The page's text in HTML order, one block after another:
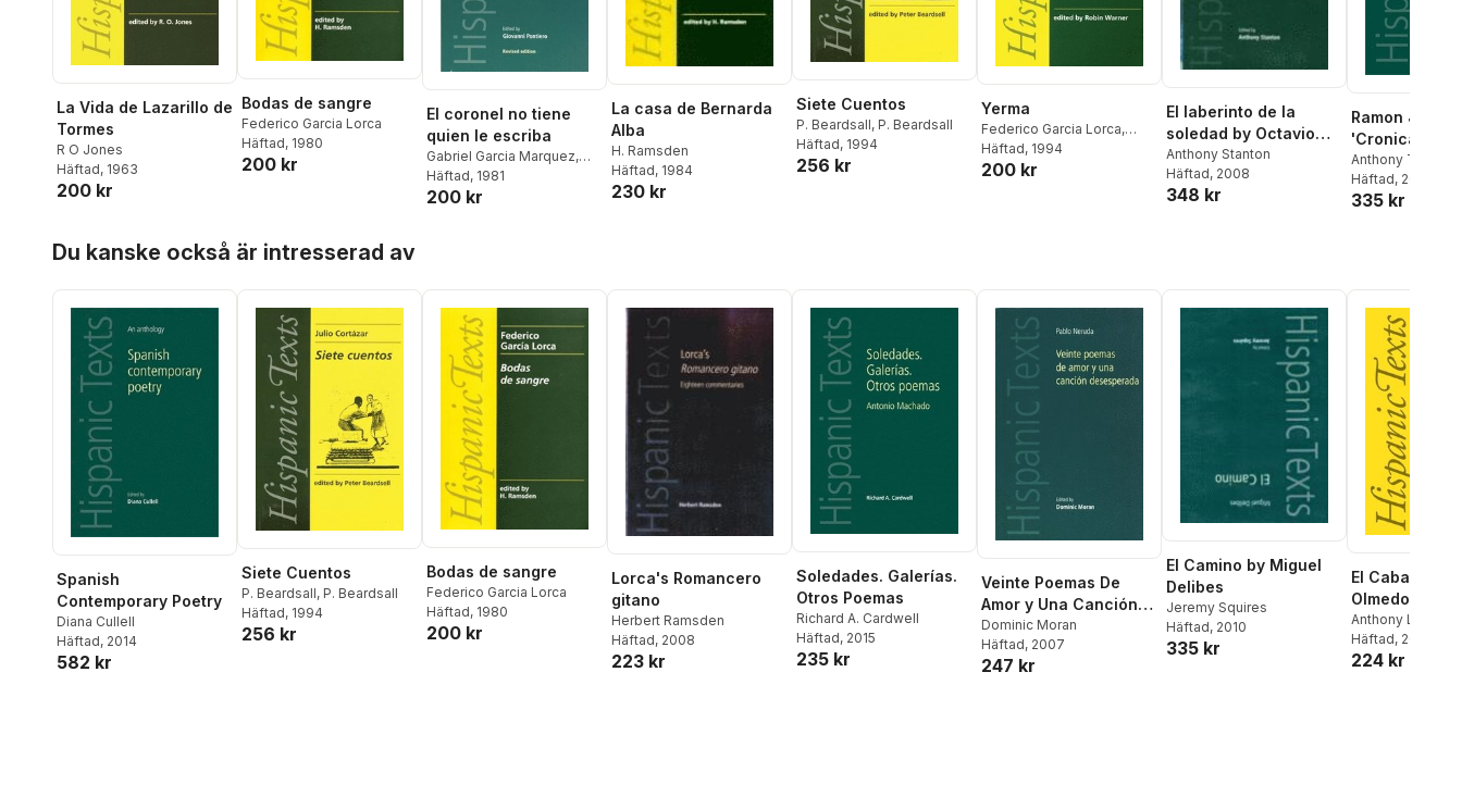
La Vida de Lazarillo de
Tormes
R O Jones
Häftad, 1963
200 kr
Bodas de sangre
Federico Garcia Lorca
Häftad, 1980
200 kr
El coronel no tiene
quien le escriba
Gabriel Garcia Marquez,
Giovanni Pontiero
Häftad, 1981
200 kr
La casa de Bernarda
Alba
H. Ramsden
Häftad, 1984
230 kr
Siete Cuentos
P. Beardsall, P. Beardsall
Häftad, 1994
256 kr
Yerma
Federico Garcia Lorca,
Rebecca Warner
Häftad, 1994
200 kr
El laberinto de la
soledad by Octavio
Paz
Anthony Stanton
Häftad, 2008
348 kr
Ramon J.
'Cronica del
Anthony Trippett
Häftad, 2013
335 kr
Du kanske också är intresserad av
Spanish
Contemporary Poetry
Diana Cullell
Häftad, 2014
582 kr
Siete Cuentos
P. Beardsall, P. Beardsall
Häftad, 1994
256 kr
Bodas de sangre
Federico Garcia Lorca
Häftad, 1980
200 kr
Lorca's Romancero
gitano
Herbert Ramsden
Häftad, 2008
223 kr
Soledades. Galerías.
Otros Poemas
Richard A. Cardwell
Häftad, 2015
235 kr
Veinte Poemas De
Amor y Una Canción
Desesperada
Dominic Moran
Häftad, 2007
247 kr
El Camino by Miguel
Delibes
Jeremy Squires
Häftad, 2010
335 kr
El Caballero
Olmedo by
Vega Carpio
Anthony Lappin
Häftad, 2006
224 kr